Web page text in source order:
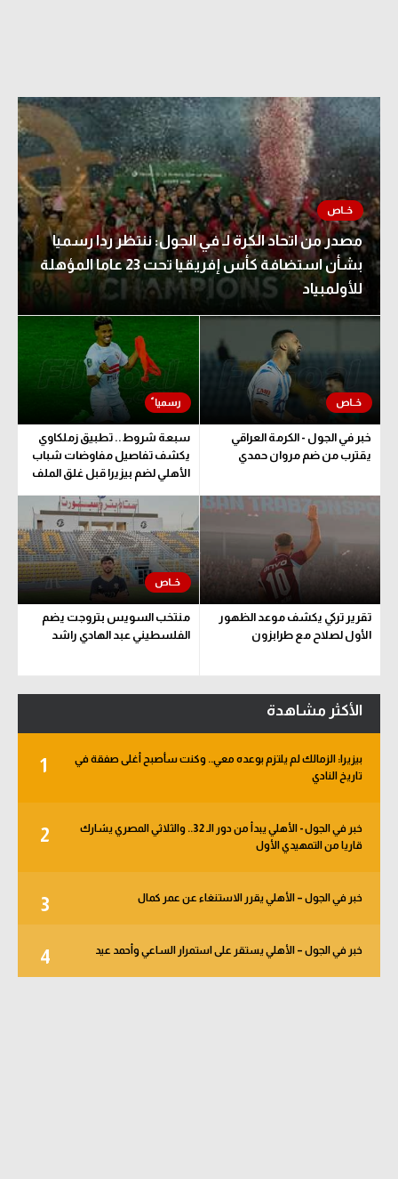
مصدر من اتحاد الكرة لـ في الجول: ننتظر ردا رسميا
بشأن استضافة كأس إفريقيا تحت 23 عاما المؤهلة
للأولمبياد
خبر في الجول - الكرمة العراقي
يقترب من ضم مروان حمدي
سبعة شروط.. تطبيق زملكاوي
يكشف تفاصيل مفاوضات شباب
الأهلي لضم بيزيرا قبل غلق الملف
تقرير تركي يكشف موعد الظهور
الأول لصلاح مع طرابزون
منتخب السويس بتروجت يضم
الفلسطيني عبد الهادي راشد
الأكثر مشاهدة
1
بيزيرا: الزمالك لم يلتزم بوعده معي.. وكنت سأصبح أغلى صفقة في
تاريخ النادي
2
خبر في الجول - الأهلي يبدأ من دور الـ 32.. والثلاثي المصري يشارك
قاريا من التمهيدي الأول
3 خبر في الجول – الأهلي يقرر الاستنغاء عن عمر كمال
4 خبر في الجول – الأهلي يستقر على استمرار الساعي وأحمد عيد